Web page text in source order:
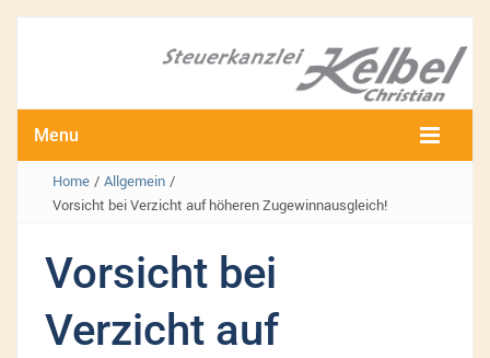
Menu
Home / Allgemein /
Vorsicht bei Verzicht auf höheren Zugewinnausgleich!
Vorsicht bei
Verzicht auf